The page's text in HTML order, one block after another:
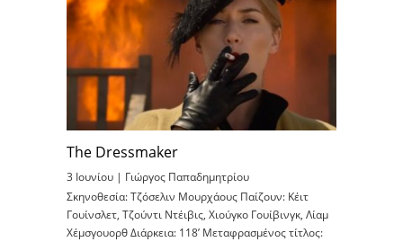
The Dressmaker
3 Ιουνίου | Γιώργος Παπαδημητρίου
Σκηνοθεσία: Τζόσελιν Μουρχάους Παίζουν: Κέιτ
Γουίνσλετ, Τζούντι Ντέιβις, Χιούγκο Γουίβινγκ, Λίαμ
Χέμσγουορθ Διάρκεια: 118’ Μεταφρασμένος τίτλος: